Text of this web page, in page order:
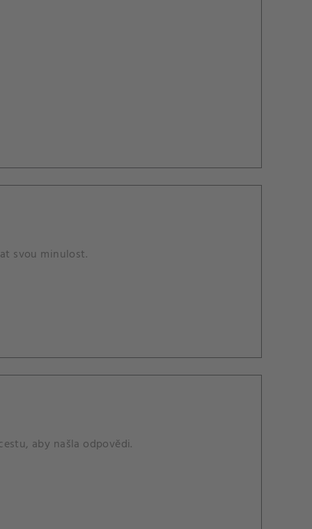
svou minulost.
aby našla odpovědi.